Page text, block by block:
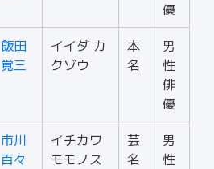
優
飯田
覚三
イイダ カ
クゾウ
本
名
男
性
俳
優
市川
百々
イチカワ
モモノス
芸
名
男
性